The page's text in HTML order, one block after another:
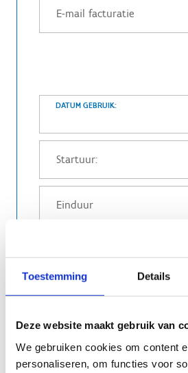
Toestemming Details
Deze website maakt gebruik van
We gebruiken cookies om content
personaliseren, om functies voor
DATUM GEBRUIK:
Graag volgend autodidactisch
voorzien:
Wij wensen graag gebruik